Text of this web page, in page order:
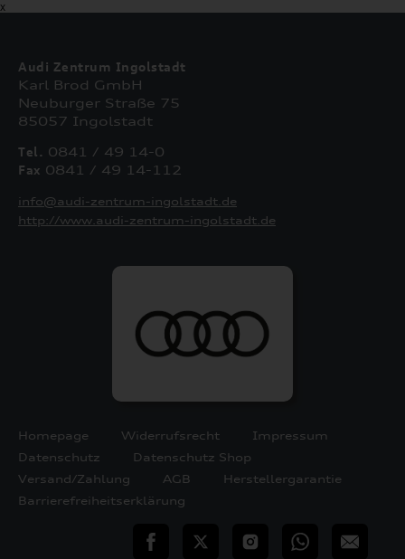
X
Audi Zentrum Ingolstadt
Karl Brod GmbH
Neuburger Straße 75
85057 Ingolstadt
Tel. 0841 / 49 14-0
Fax 0841 / 49 14-112
info@audi-zentrum-ingolstadt.de
http://www.audi-zentrum-ingolstadt.de
Homepage Widerrufsrecht
Impressum
Datenschutz
Datenschutz Shop
Versand/Zahlung
AGB
Herstellergarantie
Barrierefreiheitserklärung
teilen Twitter InstagramWhatsApp
E-